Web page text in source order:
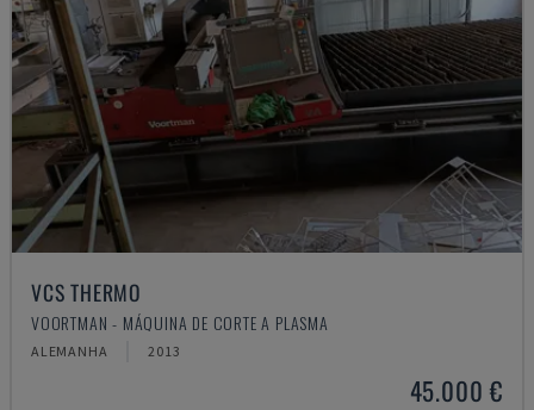
VCS THERMO
VOORTMAN - MÁQUINA DE CORTE A PLASMA
ALEMANHA 2013
45.000 €